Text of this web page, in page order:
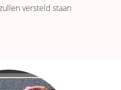
versteld staan